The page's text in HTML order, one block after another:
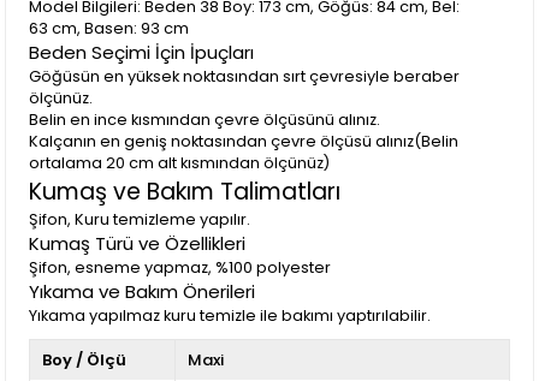
Model Bilgileri: Beden 38 Boy: 173 cm, Göğüs: 84 cm, Bel:
63 cm, Basen: 93 cm
Beden Seçimi İçin İpuçları
Göğüsün en yüksek noktasından sırt çevresiyle beraber
ölçünüz.
Belin en ince kısmından çevre ölçüsünü alınız.
Kalçanın en geniş noktasından çevre ölçüsü alınız(Belin
ortalama 20 cm alt kısmından ölçünüz)
Kumaş ve Bakım Talimatları
Şifon, Kuru temizleme yapılır.
Kumaş Türü ve Özellikleri
Şifon, esneme yapmaz, %100 polyester
Yıkama ve Bakım Önerileri
Yıkama yapılmaz kuru temizle ile bakımı yaptırılabilir.
Boy / Ölçü Maxi